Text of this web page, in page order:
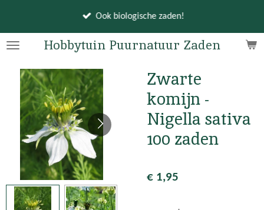
naar
hoofdinhoud
Hobbytuin Puurnatuur Zaden
Ook biologische zaden!
Zwarte
komijn -
Nigella sativa
100 zaden
€ 1,95